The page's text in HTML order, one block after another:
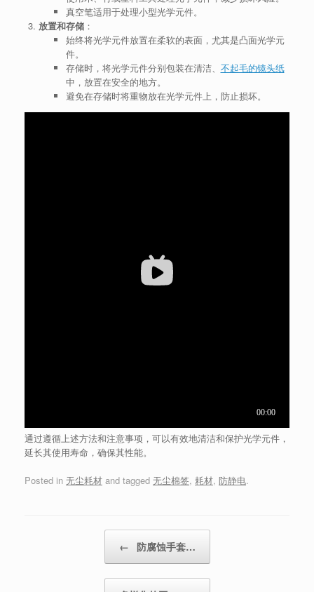
真空笔适用于处理小型光学元件。
放置和存储：
始终将光学元件放置在柔软的表面，尤其是凸面光学元
件。
存储时，将光学元件分别包装在清洁、 不起毛的镜头纸
中，放置在安全的地方。
避免在存储时将重物放在光学元件上，防止损坏。
通过遵循上述方法和注意事项，可以有效地清洁和保护光学元件，
延长其使用寿命，确保其性能。
Posted in 无尘耗材 and tagged 无尘棉签, 耗材, 防静电.
← 防腐蚀手套…